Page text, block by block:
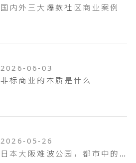
国内外三大爆款社区商业案例
2026-06-03
非标商业的本质是什么
2026-05-26
日本大阪难波公园，都市中的空中花园